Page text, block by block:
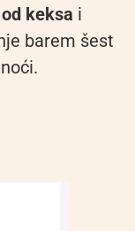
keksa i
barem šest